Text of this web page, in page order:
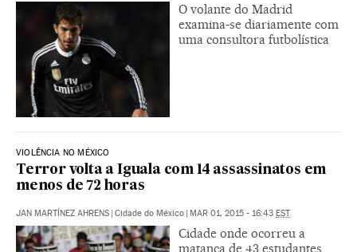
O volante do Madrid
examina-se diariamente com
uma consultora futbolística
VIOLÊNCIA NO MÉXICO
Terror volta a Iguala com 14 assassinatos em
menos de 72 horas
JAN MARTÍNEZ AHRENS | Cidade do México | MAR 01, 2015 - 16:43 EST
Cidade onde ocorreu a
matança de 43 estudantes